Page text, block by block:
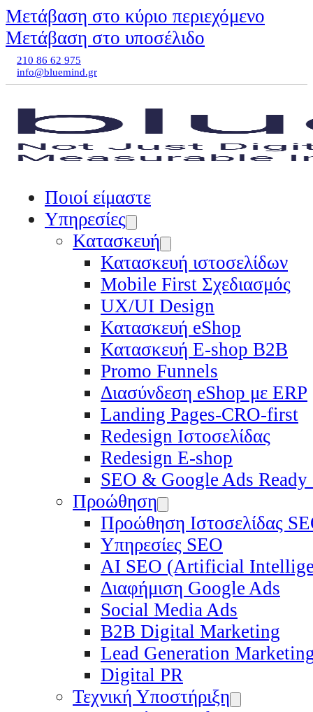
Μετάβαση στο κύριο περιεχόμενο
Μετάβαση στο υποσέλιδο
210 86 62 975
info@bluemind.gr
Ποιοί είμαστε
Υπηρεσίες
Κατασκευή
Κατασκευή ιστοσελίδων
Mobile First Σχεδιασμός
UX/UI Design
Κατασκευή eShop
Κατασκευή E-shop B2B
Promo Funnels
Διασύνδεση eShop με ERP
Landing Pages-CRO-first
Redesign Ιστοσελίδας
Redesign E-shop
SEO & Google Ads Ready
Προώθηση
Προώθηση Ιστοσελίδας
Υπηρεσίες SEO
ΑΙ SEO (Artificial
Διαφήμιση Google Ads
Social Media Ads
B2B Digital Marketing
Lead Generation
Digital PR
Τεχνική Υποστήριξη